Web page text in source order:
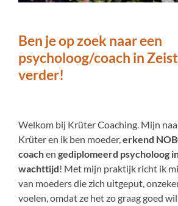
Ben je op zoek naar een
psycholoog/coach in
verder!
Welkom bij Krüter Coaching. Mijn
Krüter en ik ben moeder,erkend
coachen gediplomeerd psycholoog
wachttijd! Met mijn praktijk richt ik
van moedersdie zich uitgeput,
voelen, omdat ze het zo graag goed